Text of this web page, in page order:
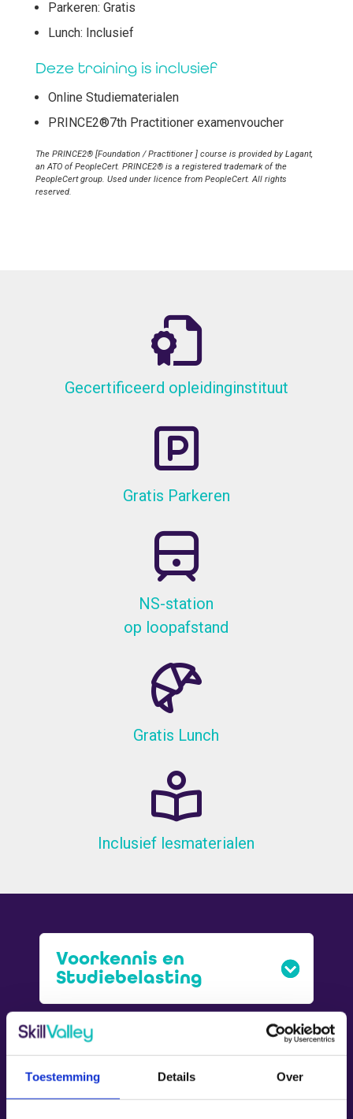
Toestemming Details Over
Parkeren: Gratis
Lunch: Inclusief
Deze training is inclusief
Online Studiematerialen
PRINCE2®7th Practitioner examenvoucher
The PRINCE2® [Foundation / Practitioner ] course is provided by Lagant,
an ATO of PeopleCert. PRINCE2® is a registered trademark of the
PeopleCert group. Used under licence from PeopleCert. All rights
reserved.
Gecertificeerd opleidinginstituut
Gratis Parkeren
NS-station
op loopafstand
Gratis Lunch
Inclusief lesmaterialen
Voorkennis en
Studiebelasting
Doelgroep
Resultaat